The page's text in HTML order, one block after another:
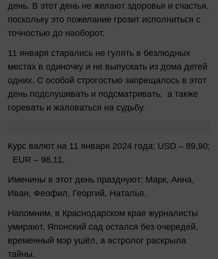
день. В этот день не желают здоровья и счастья,
поскольку это пожелание грозит исполниться с
точностью до наоборот.
11 января старались не гулять в безлюдных
местах в одиночку и не выпускать из дома детей
одних. С особой строгостью запрещалось в этот
день подслушивать и подсматривать, а также
горевать и жаловаться на судьбу.
Курс валют на 11 января 2024 года: USD – 89,90;
EUR – 98,11.
Именины в этот день празднуют: Марк, Анна,
Иван, Феофил, Георгий, Наталья.
Напомним, в Краснодарском крае журналисты
умирают, Японский сад остался без очередей,
временный мэр ушёл, а астролог раскрыла
тайны.